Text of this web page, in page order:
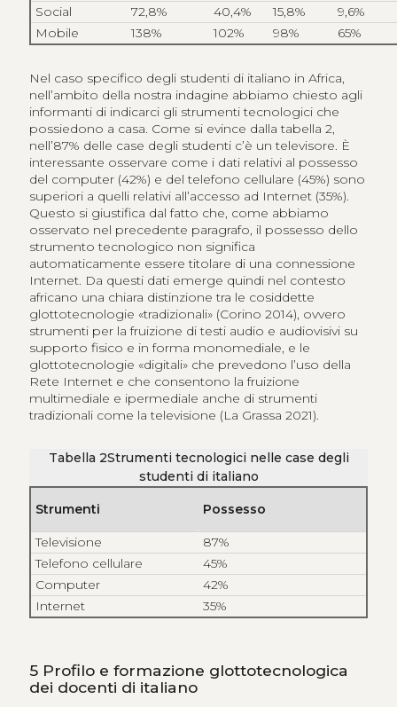
Social
72,8% 40,4% 15,8%
9,6%
Mobile
138% 102% 98% 65%
Nel caso specifico degli studenti di italiano in Africa,
nell’ambito della nostra indagine abbiamo chiesto agli
informanti di indicarci gli strumenti tecnologici che
possiedono a casa. Come si evince dalla tabella 2,
nell’87% delle case degli studenti c’è un televisore. È
interessante osservare come i dati relativi al possesso
del computer (42%) e del telefono cellulare (45%) sono
superiori a quelli relativi all’accesso ad Internet (35%).
Questo si giustifica dal fatto che, come abbiamo
osservato nel precedente paragrafo, il possesso dello
strumento tecnologico non significa
automaticamente essere titolare di una connessione
Internet. Da questi dati emerge quindi nel contesto
africano una chiara distinzione tra le cosiddette
glottotecnologie «tradizionali» (Corino 2014), ovvero
strumenti per la fruizione di testi audio e audiovisivi su
supporto fisico e in forma monomediale, e le
glottotecnologie «digitali» che prevedono l’uso della
Rete Internet e che consentono la fruizione
multimediale e ipermediale anche di strumenti
tradizionali come la televisione (La Grassa 2021).
Tabella 2Strumenti tecnologici nelle case degli
studenti di italiano
Strumenti Possesso
Televisione
87%
Telefono cellulare
45%
Computer
42%
Internet
35%
5 Profilo e formazione glottotecnologica
dei docenti di italiano